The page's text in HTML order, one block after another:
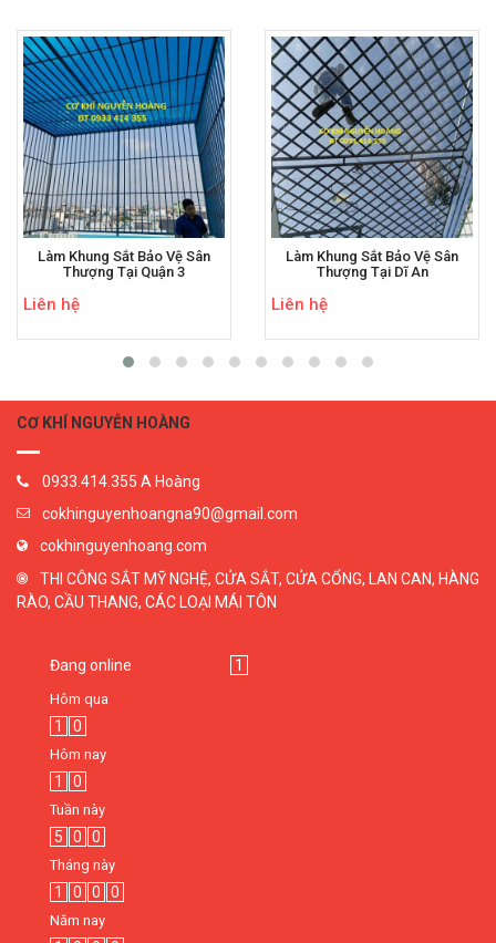
Làm Khung Sắt Bảo Vệ Sân
Thượng Tại Quận 3
Liên hệ
Làm Khung Sắt Bảo Vệ Sân
Thượng Tại Dĩ An
Liên hệ
CƠ KHÍ NGUYỄN HOÀNG
0933.414.355 A Hoàng
cokhinguyenhoangna90@gmail.com
cokhinguyenhoang.com
THI CÔNG SẮT MỸ NGHỆ, CỬA SẮT, CỬA CỔNG, LAN CAN, HÀNG
RÀO, CẦU THANG, CÁC LOẠI MÁI TÔN
Đang online 1
Hôm qua
1 0
Hôm nay
1 0
Tuần này
5 0 0
Tháng này
1 0 0 0
Năm nay